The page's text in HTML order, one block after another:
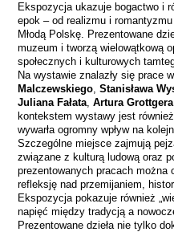
Ekspozycja ukazuje bogactwo i
epok – od realizmu i
Młodą Polskę. Prezentowane
muzeum i tworzą wielowątkową
społecznych i kulturowych
Na wystawie znalazły się prace
Malczewskiego, Stanisława
Juliana Fałata, Artura Grottgera
kontekstem wystawy jest
wywarła ogromny wpływ na
Szczególne miejsce zajmują
związane z kulturą ludową oraz
prezentowanych pracach
refleksję nad przemijaniem,
Ekspozycja pokazuje również
napięć między tradycją a
Prezentowane dzieła nie tylko